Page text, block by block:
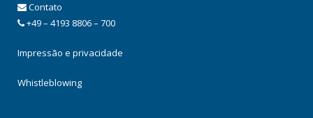
Contato
+49 – 4193 8806 – 700
Impressão e privacidade
Whistleblowing